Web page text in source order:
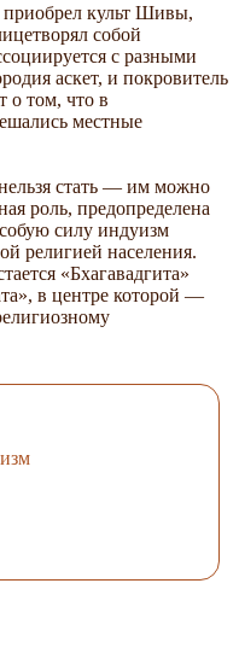
культ Шивы,
собой
с разными
аскет, и покровитель
о том, что в
местные
стать — им можно
роль, предопределена
силу индуизм
религией населения.
«Бхагавадгита»
в центре которой —